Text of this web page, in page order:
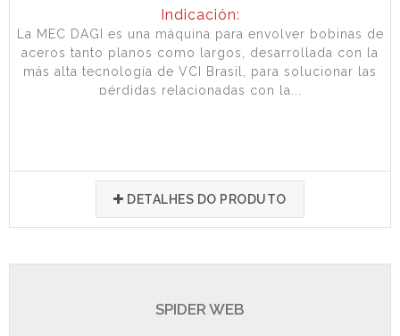
Indicación:
La MEC DAGI es una máquina para envolver bobinas de
aceros tanto planos como largos, desarrollada con la
más alta tecnología de VCI Brasil, para solucionar las
pérdidas relacionadas con la...
DETALHES DO PRODUTO
SPIDER WEB